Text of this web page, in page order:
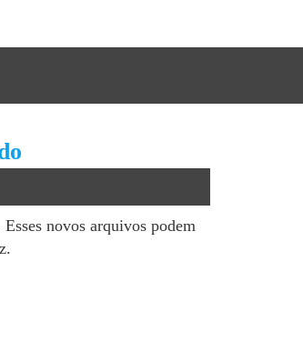
novos arquivos podem